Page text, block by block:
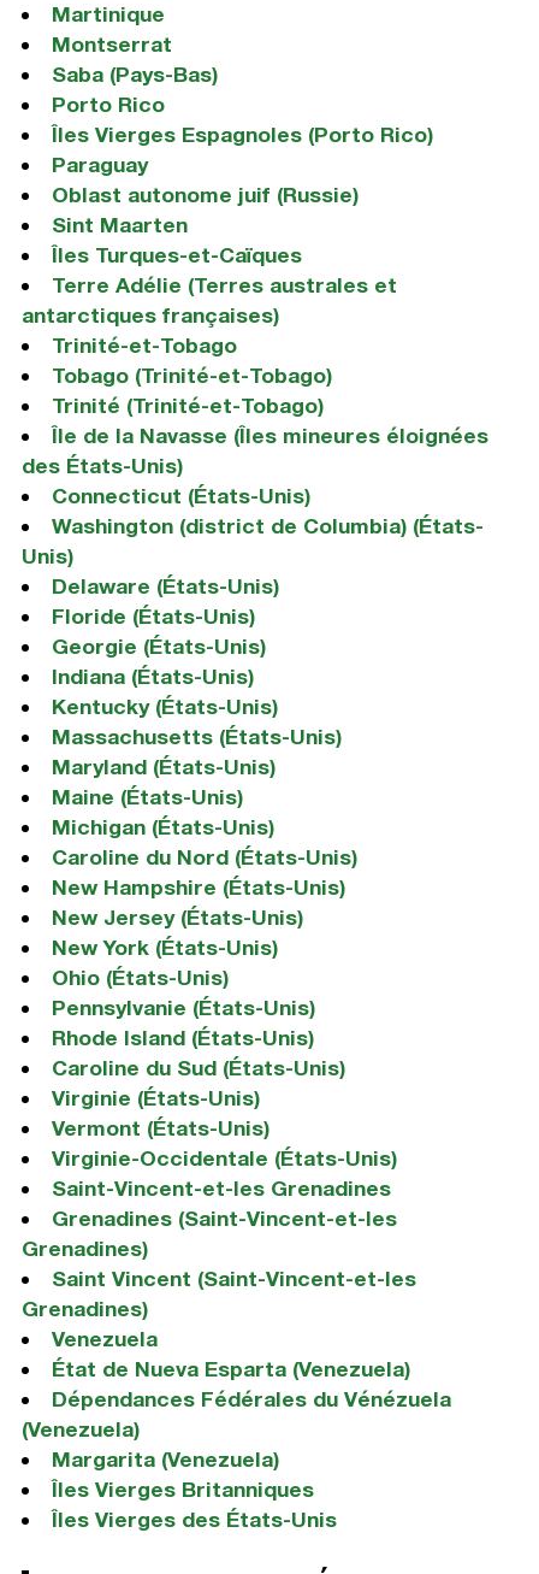
Martinique
Montserrat
Saba (Pays-Bas)
Porto Rico
Îles Vierges Espagnoles (Porto Rico)
Paraguay
Oblast autonome juif (Russie)
Sint Maarten
Îles Turques-et-Caïques
Terre Adélie (Terres australes et
antarctiques françaises)
Trinité-et-Tobago
Tobago (Trinité-et-Tobago)
Trinité (Trinité-et-Tobago)
Île de la Navasse (Îles mineures éloignées
des États-Unis)
Connecticut (États-Unis)
Washington (district de Columbia) (États-
Unis)
Delaware (États-Unis)
Floride (États-Unis)
Georgie (États-Unis)
Indiana (États-Unis)
Kentucky (États-Unis)
Massachusetts (États-Unis)
Maryland (États-Unis)
Maine (États-Unis)
Michigan (États-Unis)
Caroline du Nord (États-Unis)
New Hampshire (États-Unis)
New Jersey (États-Unis)
New York (États-Unis)
Ohio (États-Unis)
Pennsylvanie (États-Unis)
Rhode Island (États-Unis)
Caroline du Sud (États-Unis)
Virginie (États-Unis)
Vermont (États-Unis)
Virginie-Occidentale (États-Unis)
Saint-Vincent-et-les Grenadines
Grenadines (Saint-Vincent-et-les
Grenadines)
Saint Vincent (Saint-Vincent-et-les
Grenadines)
Venezuela
État de Nueva Esparta (Venezuela)
Dépendances Fédérales du Vénézuela
(Venezuela)
Margarita (Venezuela)
Îles Vierges Britanniques
Îles Vierges des États-Unis